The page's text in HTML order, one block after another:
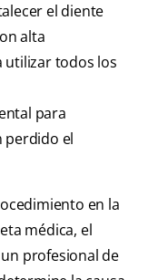
el diente
alta
utilizar todos los
para
perdido el
en la
médica, el
profesional de